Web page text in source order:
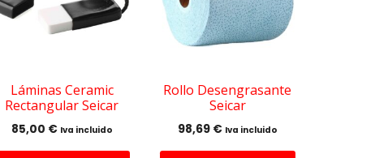
Láminas Ceramic
Rectangular Seicar
85,00 € Iva incluido
Rollo Desengrasante
Seicar
98,69 € Iva incluido